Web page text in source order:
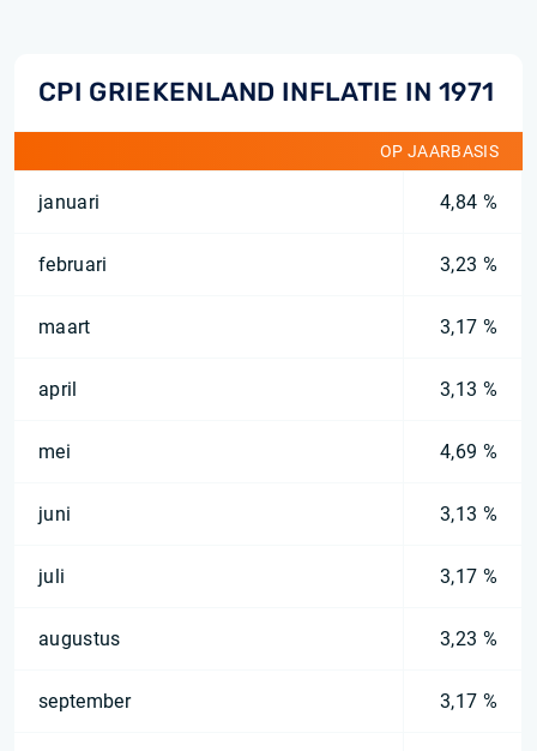
CPI GRIEKENLAND INFLATIE IN 1971
OP JAARBASIS
januari 4,84 %
februari 3,23 %
maart 3,17 %
april 3,13 %
mei 4,69 %
juni 3,13 %
juli 3,17 %
augustus 3,23 %
september 3,17 %